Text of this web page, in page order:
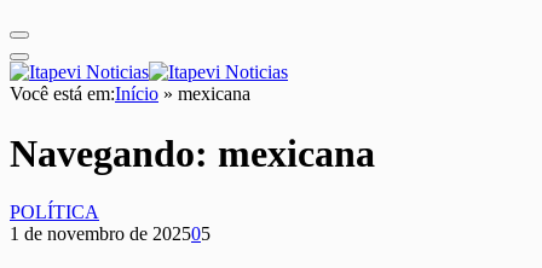
Você está em:Início » mexicana
Navegando: mexicana
POLÍTICA
1 de novembro de 202505